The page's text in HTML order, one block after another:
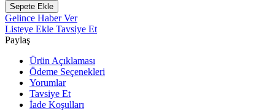
Sepete Ekle
Gelince Haber Ver
Listeye Ekle Tavsiye Et
Paylaş
Ürün Açıklaması
Ödeme Seçenekleri
Yorumlar
Tavsiye Et
İade Koşulları